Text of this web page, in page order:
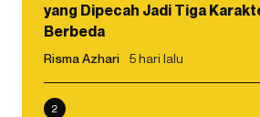
yang Dipecah Jadi Tiga
Berbeda
Risma Azhari 5 hari lalu
2